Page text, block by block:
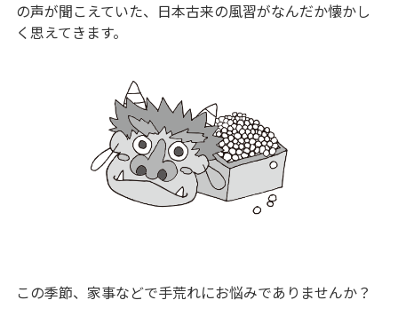
の声が聞こえていた、日本古来の風習がなんだか懐かし
く思えてきます。
この季節、家事などで手荒れにお悩みでありませんか？